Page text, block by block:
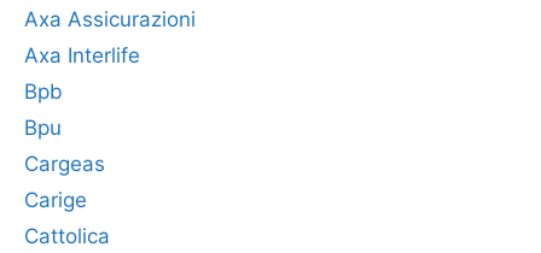
Axa Assicurazioni
Axa Interlife
Bpb
Bpu
Cargeas
Carige
Cattolica